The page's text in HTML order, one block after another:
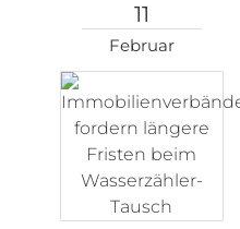
11
Februar